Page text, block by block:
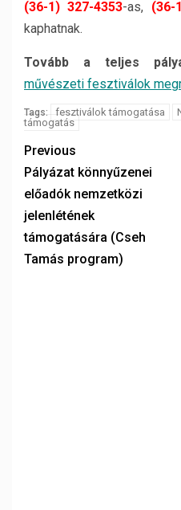
(36-1) 327-4353-as, (36-
kaphatnak.
Tovább a teljes
művészeti fesztiválok
Tags: fesztiválok támogatása
támogatás
Previous
Pályázat könnyűzenei
előadók nemzetközi
jelenlétének
támogatására (Cseh
Tamás program)